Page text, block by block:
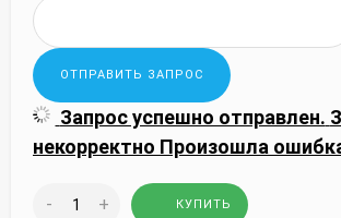
Запрос успешно отправлен.
некорректно Произошла
- + КУПИТЬ